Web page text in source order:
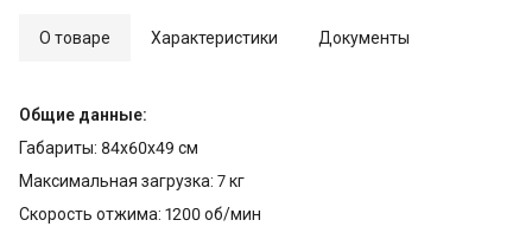
О товаре Характеристики Документы
Общие данные:
Габариты: 84x60x49 см
Максимальная загрузка: 7 кг
Скорость отжима: 1200 об/мин